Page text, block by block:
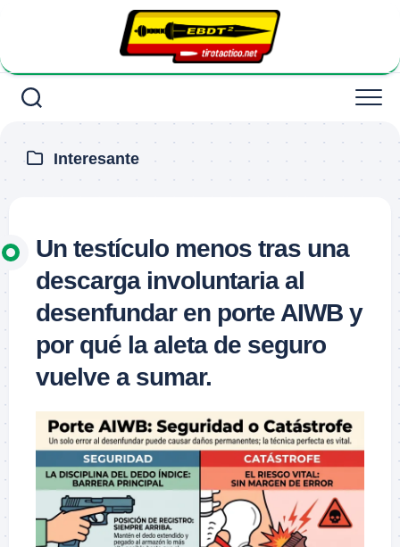
Interesante
Un testículo menos tras una
descarga involuntaria al
desenfundar en porte AIWB y
por qué la aleta de seguro
vuelve a sumar.